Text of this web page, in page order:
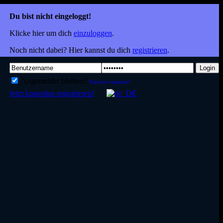
Du bist nicht eingeloggt!
Klicke hier um dich einzuloggen.
Noch nicht dabei? Hier kannst du dich registrieren.
Login
Angemeldet bleiben? Passwort vergessen?
Jetzt kostenlos registrieren!